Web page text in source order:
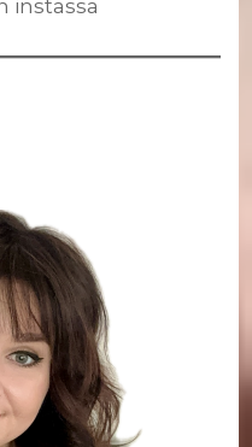
instassa